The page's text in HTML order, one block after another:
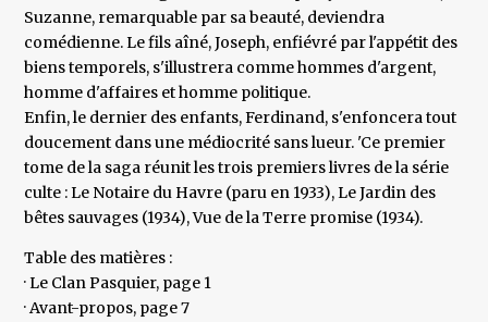
Suzanne, remarquable par sa beauté, deviendra
comédienne. Le fils aîné, Joseph, enfiévré par l'appétit des
biens temporels, s'illustrera comme hommes d'argent,
homme d'affaires et homme politique.
Enfin, le dernier des enfants, Ferdinand, s'enfoncera tout
doucement dans une médiocrité sans lueur. 'Ce premier
tome de la saga réunit les trois premiers livres de la série
culte : Le Notaire du Havre (paru en 1933), Le Jardin des
bêtes sauvages (1934), Vue de la Terre promise (1934).
Table des matières :
· Le Clan Pasquier, page 1
· Avant-propos, page 7